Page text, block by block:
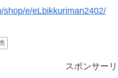
shop/e/eLbikkuriman2402/
スポンサー